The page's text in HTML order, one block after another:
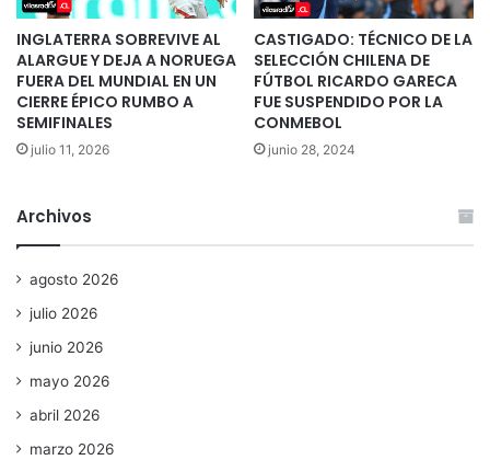
INGLATERRA SOBREVIVE AL
ALARGUE Y DEJA A NORUEGA
FUERA DEL MUNDIAL EN UN
CIERRE ÉPICO RUMBO A
SEMIFINALES
julio 11, 2026
CASTIGADO: TÉCNICO DE LA
SELECCIÓN CHILENA DE
FÚTBOL RICARDO GARECA
FUE SUSPENDIDO POR LA
CONMEBOL
junio 28, 2024
Archivos
agosto 2026
julio 2026
junio 2026
mayo 2026
abril 2026
marzo 2026